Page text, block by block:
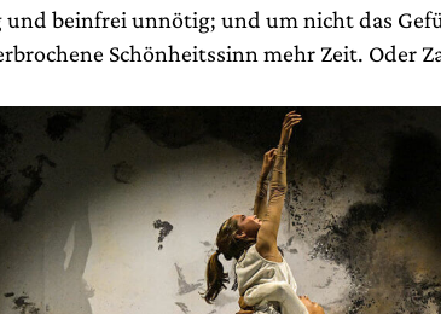
und beinfrei unnötig; und um nicht das
Schönheitssinn mehr Zeit. Oder